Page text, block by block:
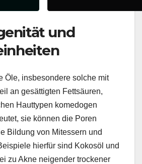
und
Öle, insbesondere solche mit
an gesättigten Fettsäuren,
Hauttypen komedogen
sie können die Poren
Bildung von Mitessern und
hierfür sind Kokosöl und
zu Akne neigender trockener